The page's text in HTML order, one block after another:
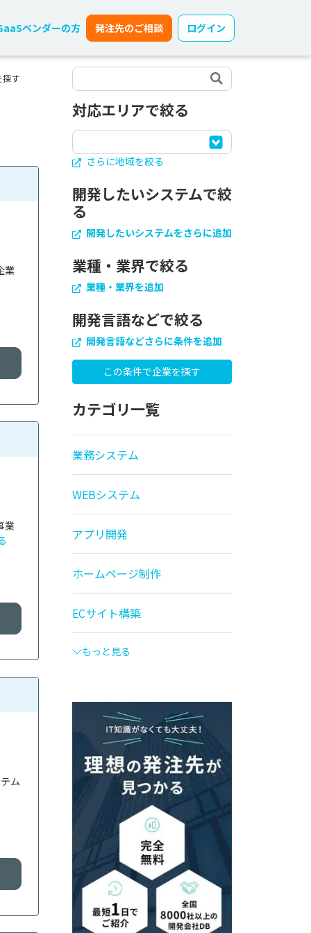
ベンダーの方 発注先のご相談 ログイン
探す
業
業
ム
対応エリアで絞る
さらに地域を絞る
開発したいシステムで絞
る
開発したいシステムをさらに追加
業種・業界で絞る
業種・業界を追加
開発言語などで絞る
開発言語などさらに条件を追加
カテゴリ一覧
業務システム
WEBシステム
アプリ開発
ホームページ制作
ECサイト構築
もっと見る